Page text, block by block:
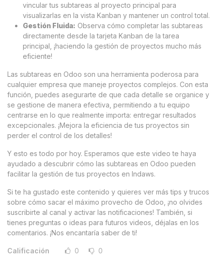
vincular tus subtareas al proyecto principal para
visualizarlas en la vista Kanban y mantener un control total.
Gestión Fluida: Observa cómo completar las subtareas
directamente desde la tarjeta Kanban de la tarea
principal, ¡haciendo la gestión de proyectos mucho más
eficiente!
Las subtareas en Odoo son una herramienta poderosa para
cualquier empresa que maneje proyectos complejos. Con esta
función, puedes asegurarte de que cada detalle se organice y
se gestione de manera efectiva, permitiendo a tu equipo
centrarse en lo que realmente importa: entregar resultados
excepcionales. ¡Mejora la eficiencia de tus proyectos sin
perder el control de los detalles!
Y esto es todo por hoy. Esperamos que este video te haya
ayudado a descubrir cómo las subtareas en Odoo pueden
facilitar la gestión de tus proyectos en Indaws.
Si te ha gustado este contenido y quieres ver más tips y trucos
sobre cómo sacar el máximo provecho de Odoo, ¡no olvides
suscribirte al canal y activar las notificaciones! También, si
tienes preguntas o ideas para futuros videos, déjalas en los
comentarios. ¡Nos encantaría saber de ti!
Calificación 0 0